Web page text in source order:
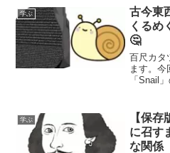
ます🐌タ
用いら
学ぶ
古今東
くるめ
🤔
百尺カタ
ます。今
「Snail
「Snail
源は、...
学ぶ
【保
に召す
な関係